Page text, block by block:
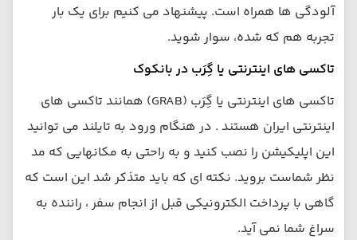
آلودگی ها همراه است. پیشنهاد می کنیم برای یک بار
تجربه هم که شده، سوار شوید.
تاکسی های اینترنتی یا گِرَب در بانکوک
تاکسی های اینترنتی یا گِرَب (GRAB) همانند تاکسی های
اینترنتی ایران هستند . در هنگام ورود به تایلند می توانید
این اپلیکیشن را نصب کنید و به راحتی به مکانهایی که مد
نظر شماست بروید. نکته ای که باید متذکر شد این است که
گاهی با پرداخت الکترونیکی قبل از انجام سفر ، راننده به
سراغ شما نمی آید.